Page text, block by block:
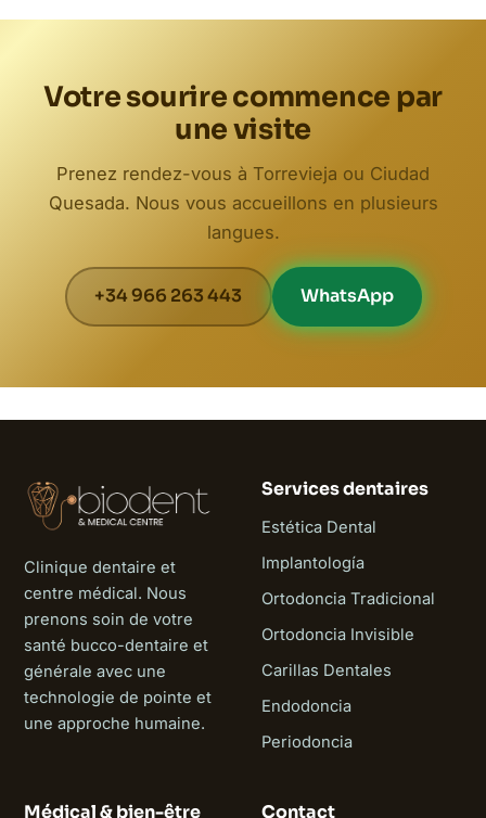
Votre sourire commence par
une visite
Prenez rendez-vous à Torrevieja ou Ciudad
Quesada. Nous vous accueillons en plusieurs
langues.
+34 966 263 443 WhatsApp
Clinique dentaire et
centre médical. Nous
prenons soin de votre
santé bucco-dentaire et
générale avec une
technologie de pointe et
une approche humaine.
Services dentaires
Estética Dental
Implantología
Ortodoncia Tradicional
Ortodoncia Invisible
Carillas Dentales
Endodoncia
Periodoncia
Médical & bien-être Contact